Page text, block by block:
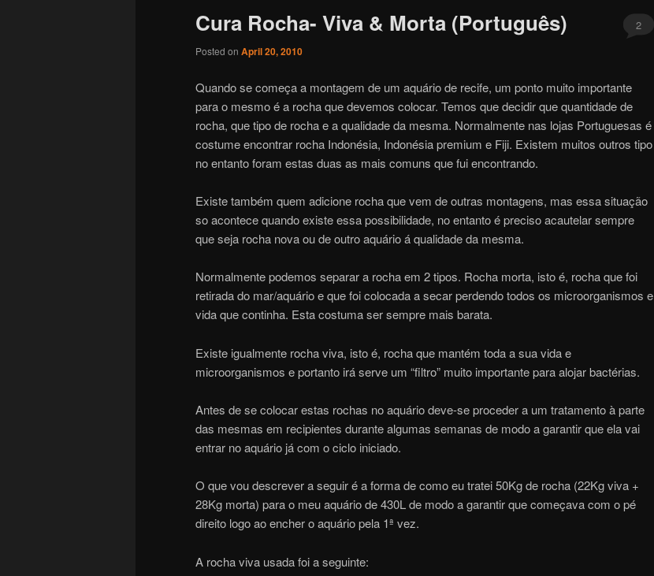
Cura Rocha- Viva & Morta (Português)
Posted on April 20, 2010
2
Quando se começa a montagem de um aquário de recife, um ponto muito importante
para o mesmo é a rocha que devemos colocar. Temos que decidir que quantidade de
rocha, que tipo de rocha e a qualidade da mesma. Normalmente nas lojas Portuguesas é
costume encontrar rocha Indonésia, Indonésia premium e Fiji. Existem muitos outros tipo
no entanto foram estas duas as mais comuns que fui encontrando.
Existe também quem adicione rocha que vem de outras montagens, mas essa situação
so acontece quando existe essa possibilidade, no entanto é preciso acautelar sempre
que seja rocha nova ou de outro aquário á qualidade da mesma.
Normalmente podemos separar a rocha em 2 tipos. Rocha morta, isto é, rocha que foi
retirada do mar/aquário e que foi colocada a secar perdendo todos os microorganismos e
vida que continha. Esta costuma ser sempre mais barata.
Existe igualmente rocha viva, isto é, rocha que mantém toda a sua vida e
microorganismos e portanto irá serve um “filtro” muito importante para alojar bactérias.
Antes de se colocar estas rochas no aquário deve-se proceder a um tratamento à parte
das mesmas em recipientes durante algumas semanas de modo a garantir que ela vai
entrar no aquário já com o ciclo iniciado.
O que vou descrever a seguir é a forma de como eu tratei 50Kg de rocha (22Kg viva +
28Kg morta) para o meu aquário de 430L de modo a garantir que começava com o pé
direito logo ao encher o aquário pela 1ª vez.
A rocha viva usada foi a seguinte: